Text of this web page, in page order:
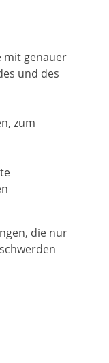
mit genauer
und des
zum
die nur